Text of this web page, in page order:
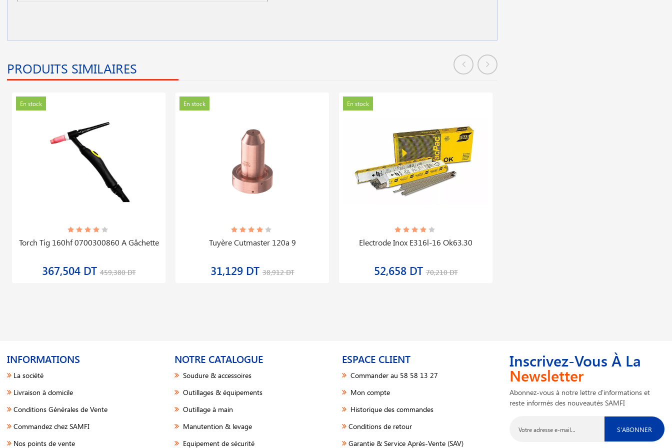
PRODUITS SIMILAIRES
En stock
Torch Tig 160hf 0700300860 A Gâchette
367,504 DT459,380 DT
En stock
Tuyère Cutmaster 120a 9
31,129 DT38,912 DT
En stock
Electrode Inox E316l-16 Ok63.30
52,658 DT70,210 DT
INFORMATIONS
La société
Livraison à domicile
Conditions Générales de Vente
Commandez chez SAMFI
Nos points de vente
NOTRE CATALOGUE
Soudure & accessoires
Outillages & équipements
Outillage à main
Manutention & levage
Equipement de sécurité
ESPACE CLIENT
Commander au 58 58 13 27
Mon compte
Historique des commandes
Conditions de retour
Garantie & Service Après-Vente (SAV)
Inscrivez-Vous À La
Newsletter
Abonnez-vous à notre lettre d'informations et
reste informés des nouveautés SAMFI
S'ABONNER